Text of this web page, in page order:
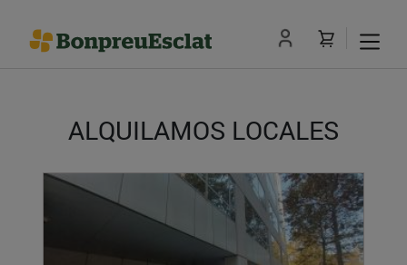
ALQUILAMOS LOCALES